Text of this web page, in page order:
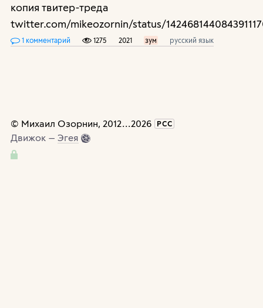
копия твитер-треда
twitter.com/mikeozornin/status/
1 комментарий 1275 2021 зум русский язык
© Михаил Озорнин, 2012...2026 РСС
Движок — Эгея